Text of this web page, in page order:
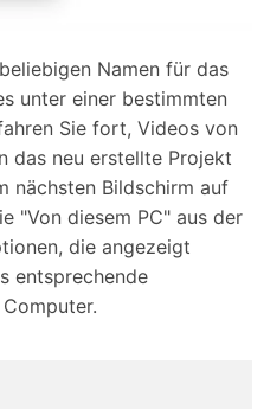
Namen für das
unter einer bestimmten
Sie fort, Videos von
das neu erstellte Projekt
nächsten Bildschirm auf
"Von diesem PC" aus der
die angezeigt
entsprechende